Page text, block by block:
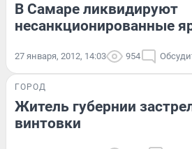
В Самаре ликвидируют
несанкционированные
27 января, 2012, 14:03 954
ГОРОД
Житель губернии
винтовки